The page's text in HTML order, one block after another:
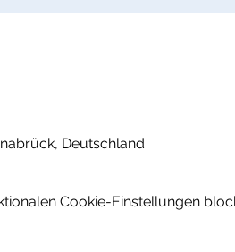
Deutschland
Cookie-Einstellungen